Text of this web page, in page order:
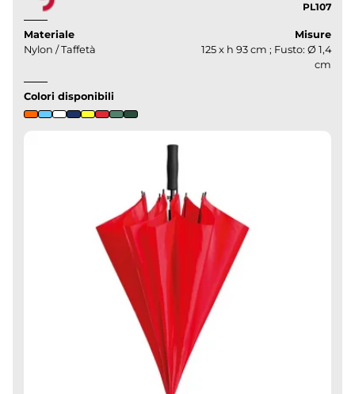
PL107
Materiale
Nylon / Taffetà
Misure
125 x h 93 cm ; Fusto: Ø 1,4
cm
Colori disponibili